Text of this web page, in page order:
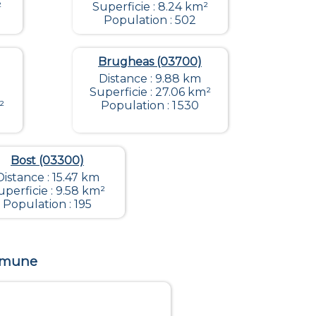
Superficie : 8.24 km²
Population : 502
Brugheas (03700)
Distance : 9.88 km
Superficie : 27.06 km²
Population : 1 530
Bost (03300)
: 15.47 km
: 9.58 km²
Population : 195